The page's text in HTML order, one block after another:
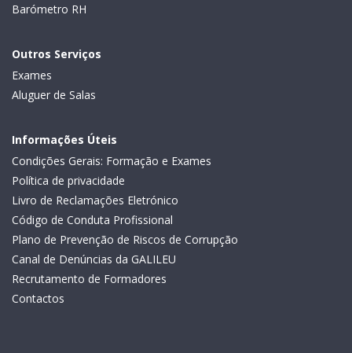
Barómetro RH
Outros Serviços
Exames
Aluguer de Salas
Informações Úteis
Condições Gerais: Formação e Exames
Política de privacidade
Livro de Reclamações Eletrónico
Código de Conduta Profissional
Plano de Prevenção de Riscos de Corrupção
Canal de Denúncias da GALILEU
Recrutamento de Formadores
Contactos